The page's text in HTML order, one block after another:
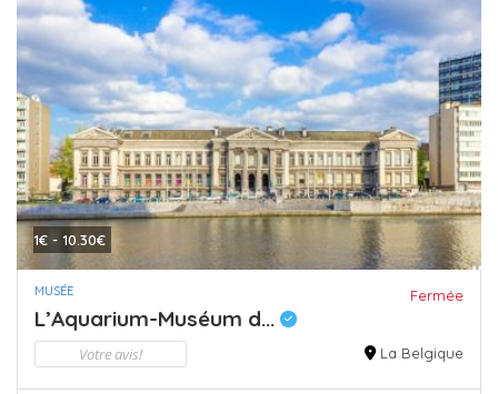
1€ - 10.30€
MUSÉE Fermée
L’Aquarium-Muséum d...
Votre avis! La Belgique